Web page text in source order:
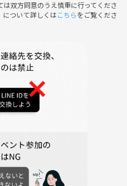
ィールを記入して、会話のき
ご安心を☺️
ります。
双方同意のうえ慎重に行ってくださ
について詳しくはこちらをご覧くださ